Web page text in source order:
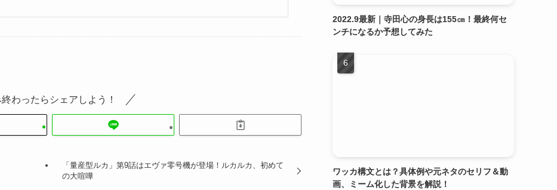
わったらシェアしよう！
「量産型ルカ」第9話はエヴァ零号機が登場！ルカルカ、初めて
の大喧嘩
2022.9最新｜寺田心の身長は155㎝！最終何セ
ンチになるか予想してみた
ワッカ構文とは？具体例や元ネタのセリフ＆動
画、ミーム化した背景を解説！